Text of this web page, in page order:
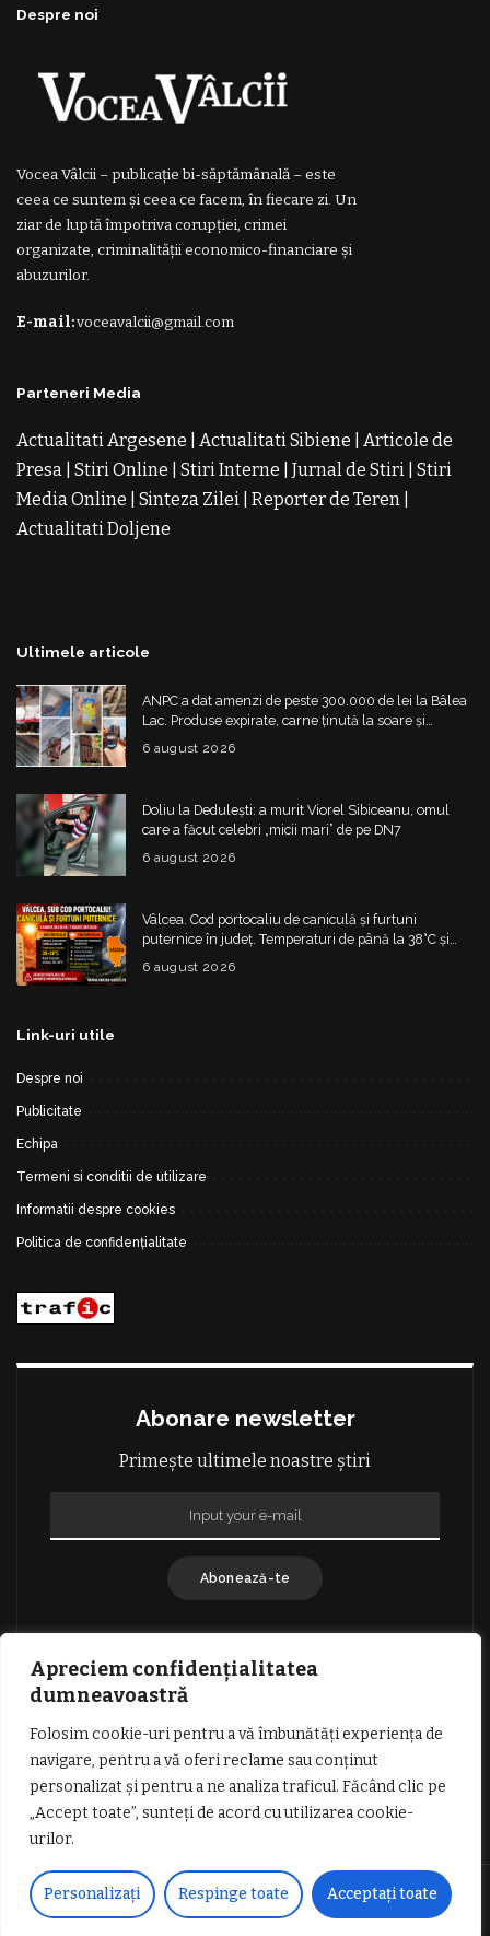
Apreciem confidențialitatea
dumneavoastră
Folosim cookie-uri pentru a vă îmbunătăți experiența de
navigare, pentru a vă oferi reclame sau conținut
personalizat și pentru a ne analiza traficul. Făcând clic pe
„Accept toate”, sunteți de acord cu utilizarea cookie-
urilor.
Personalizați Respinge toate Acceptați toate
Despre noi
Vocea Vâlcii – publicație bi-săptămânală – este
ceea ce suntem și ceea ce facem, în fiecare zi. Un
ziar de luptă împotriva corupției, crimei
organizate, criminalității economico-financiare și
abuzurilor.
E-mail:voceavalcii@gmail.com
Parteneri Media
Actualitati Argesene Actualitati Sibiene
Articole de
Presa Stiri Online Stiri Interne Jurnal de Stiri Stiri
Media Online
Sinteza Zilei Reporter de Teren
Actualitati Doljene
Ultimele articole
ANPC a dat amenzi de peste 300.000 de lei la Bâlea
Lac. Produse expirate, carne ținută la soare și
nereguli grave
6 august 2026
Doliu la Dedulești: a murit Viorel Sibiceanu, omul
care a făcut celebri „micii mari” de pe DN7
6 august 2026
Vâlcea. Cod portocaliu de caniculă și furtuni
puternice în județ. Temperaturi de până la 38°C și
risc de vijelii
6 august 2026
Link-uri utile
Despre noi
Publicitate
Echipa
Termeni si conditii de utilizare
Informatii despre cookies
Politica de confidențialitate
Abonare newsletter
Primește ultimele noastre știri
Abonează-te
TERMENI SI CONDITII DE UTILIZARE
INFORMATII DESPRE COOKIES
DESPRE NOI
PUBLICITATE
© Copyright Vocea Vâlcii | Toate drepturile rezervate | Site creat cu
dragoste de1SEO.ro